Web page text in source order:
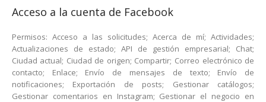
Acceso a la cuenta de Facebook
Permisos: Acceso a las solicitudes; Acerca de mí; Actividades;
Actualizaciones de estado; API de gestión empresarial; Chat;
Ciudad actual; Ciudad de origen; Compartir; Correo electrónico de
contacto; Enlace; Envío de mensajes de texto; Envío de
notificaciones; Exportación de posts; Gestionar catálogos;
Gestionar comentarios en Instagram; Gestionar el negocio en